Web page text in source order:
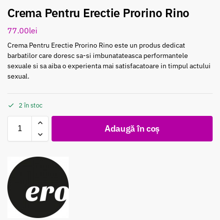
Crema Pentru Erectie Prorino Rino
77.00lei
Crema Pentru Erectie Prorino Rino este un produs dedicat
barbatilor care doresc sa-si imbunatateasca performantele
sexuale si sa aiba o experienta mai satisfacatoare in timpul actului
sexual.
2 în stoc
Adaugă în coș